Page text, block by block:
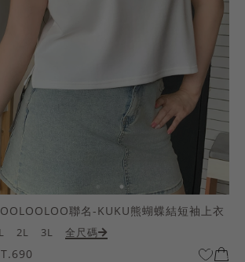
聯名-KUKU熊蝴蝶結短袖上衣
2L 3L 全尺碼